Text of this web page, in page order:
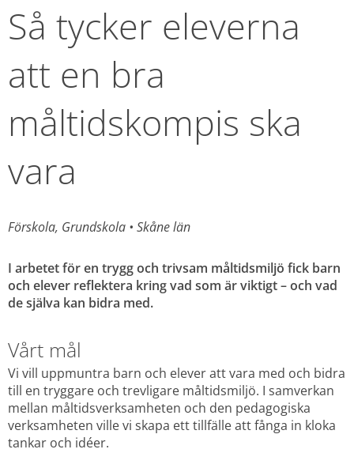
Så tycker eleverna
att en bra
måltidskompis ska
vara
Förskola, Grundskola • Skåne län
I arbetet för en trygg och trivsam måltidsmiljö fick barn
och elever reflektera kring vad som är viktigt – och vad
de själva kan bidra med.
Vårt mål
Vi vill uppmuntra barn och elever att vara med och bidra
till en tryggare och trevligare måltidsmiljö. I samverkan
mellan måltidsverksamheten och den pedagogiska
verksamheten ville vi skapa ett tillfälle att fånga in kloka
tankar och idéer.